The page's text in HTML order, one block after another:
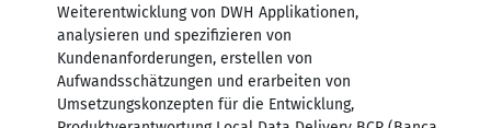
Weiterentwicklung von DWH Applikationen,
analysieren und spezifizieren von
Kundenanforderungen, erstellen von
Aufwandsschätzungen und erarbeiten von
Umsetzungskonzepten für die Entwicklung,